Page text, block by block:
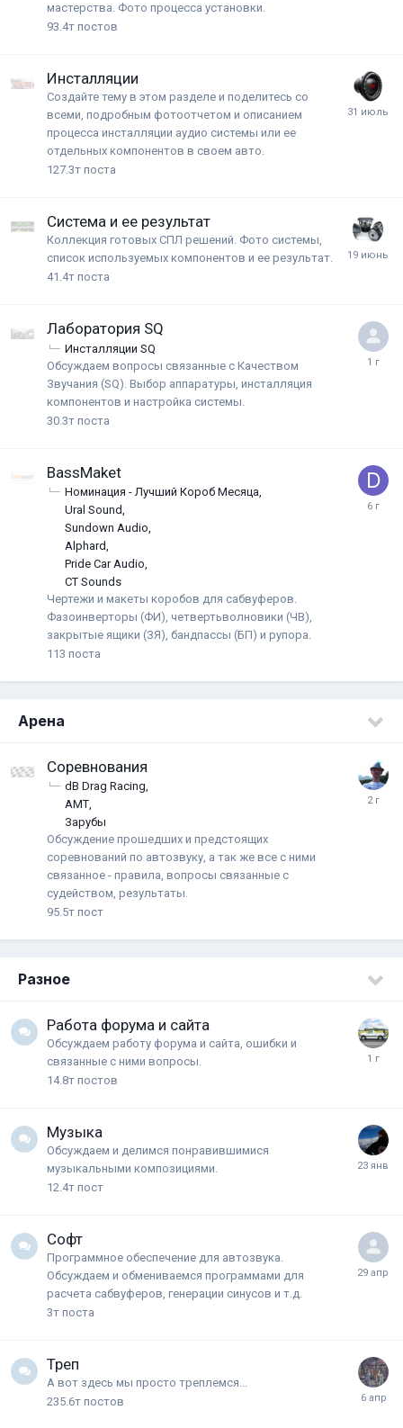
мастерства. Фото процесса установки.
93.4т постов
Инсталляции
Создайте тему в этом разделе и поделитесь со
всеми, подробным фотоотчетом и описанием
процесса инсталляции аудио системы или ее
отдельных компонентов в своем авто.
127.3т поста
Система и ее результат
Коллекция готовых СПЛ решений. Фото системы,
список используемых компонентов и ее результат.
41.4т поста
Лаборатория SQ
Инсталляции SQ
Обсуждаем вопросы связанные с Качеством
Звучания (SQ). Выбор аппаратуры, инсталляция
компонентов и настройка системы.
30.3т поста
BassMaket
Номинация - Лучший Короб Месяца
Ural Sound
Sundown Audio
Alphard
Pride Car Audio
CT Sounds
Чертежи и макеты коробов для сабвуферов.
Фазоинверторы (ФИ), четвертьволновики (ЧВ),
закрытые ящики (ЗЯ), бандпассы (БП) и рупора.
113 поста
Арена
Соревнования
dB Drag Racing
АМТ
Зарубы
Обсуждение прошедших и предстоящих
соревнований по автозвуку, а так же все с ними
связанное - правила, вопросы связанные с
судейством, результаты.
95.5т пост
Разное
Работа форума и сайта
Обсуждаем работу форума и сайта, ошибки и
связанные с ними вопросы.
14.8т постов
Музыка
Обсуждаем и делимся понравившимися
музыкальными композициями.
12.4т пост
Софт
Программное обеспечение для автозвука.
Обсуждаем и обмениваемся программами для
расчета сабвуферов, генерации синусов и т.д.
3т поста
Треп
А вот здесь мы просто треплемся...
235.6т постов